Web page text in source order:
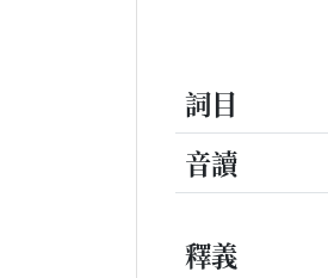
詞目
音讀
釋義